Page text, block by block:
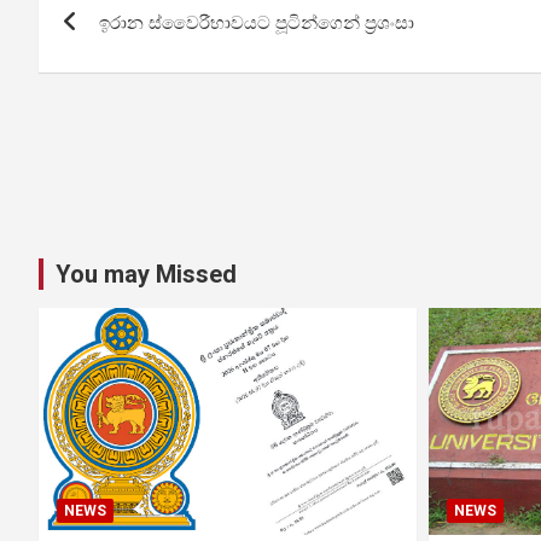
navigation
ඉරාන ස්වෛරීභාවයට පූටින්ගෙන් ප්‍රශංසා
You may Missed
NEWS NEWS